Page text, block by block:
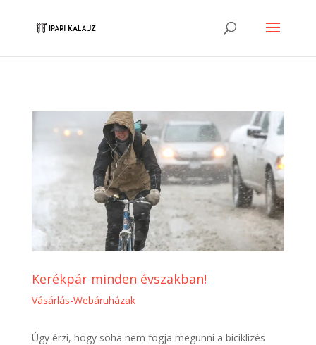
Kerékpár minden évszakban!
Vásárlás-Webáruházak
Úgy érzi, hogy soha nem fogja megunni a biciklizés